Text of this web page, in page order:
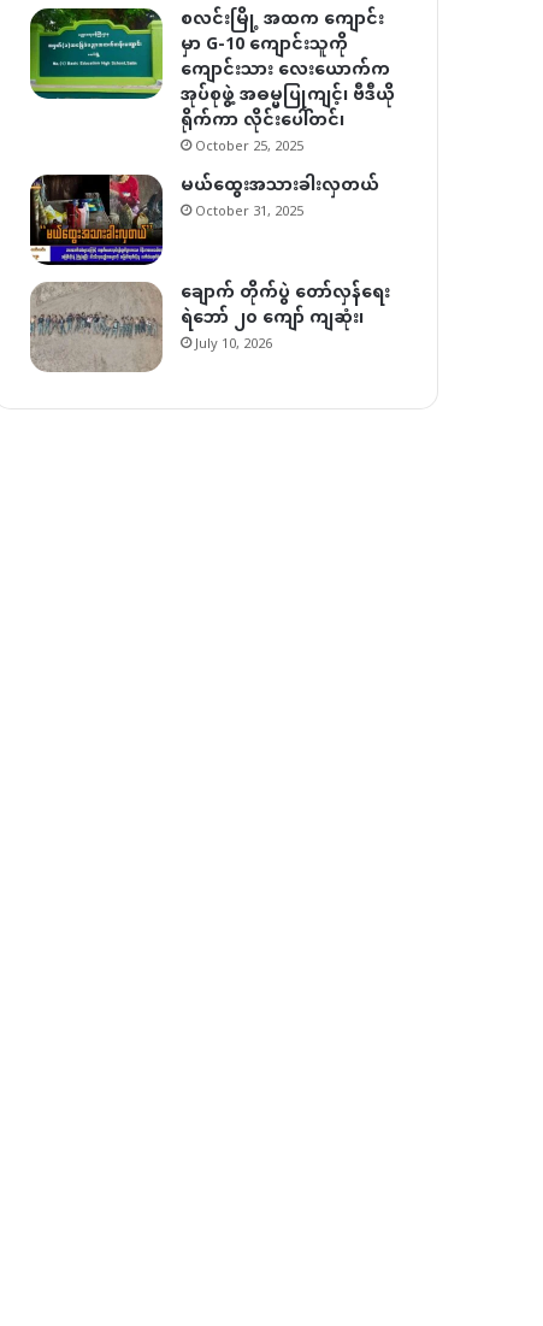
စလင်းမြို့ အထက ကျောင်း
မှာ G-10 ကျောင်းသူကို
ကျောင်းသား လေးယောက်က
အုပ်စုဖွဲ့ အဓမ္မပြုကျင့်၊ ဗီဒီယို
ရိုက်ကာ လိုင်းပေါ်တင်၊
October 25, 2025
မယ်ထွေးအသားခါးလှတယ်
October 31, 2025
ချောက် တိုက်ပွဲ တော်လှန်ရေး
ရဲဘော် ၂၀ ကျော် ကျဆုံး၊
July 10, 2026